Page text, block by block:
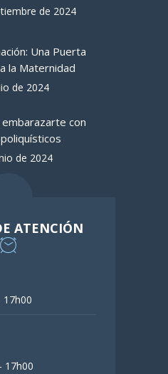
de 2024
Una Puerta
la Maternidad
de 2024
con
de 2024
ATENCIÓN
17h00
17h00